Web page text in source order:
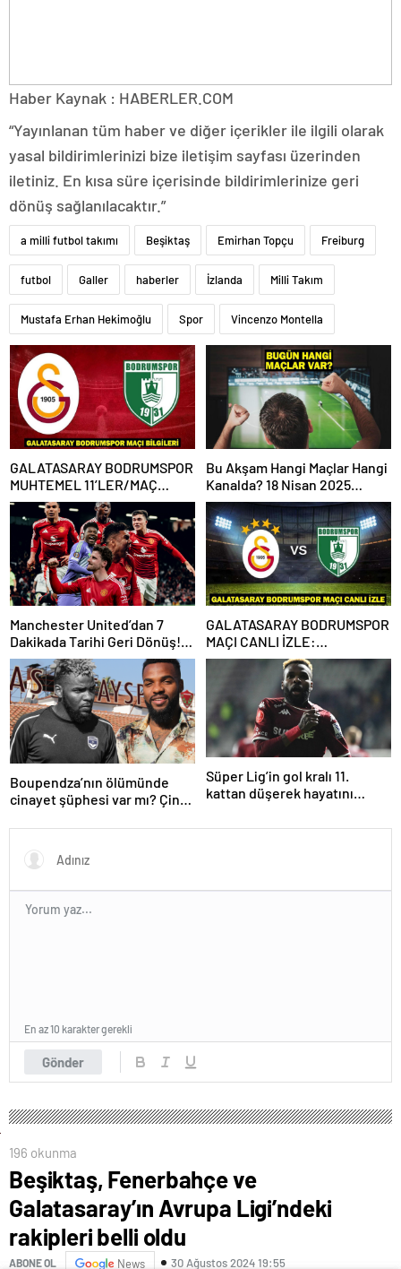
Haber Kaynak : HABERLER.COM
“Yayınlanan tüm haber ve diğer içerikler ile ilgili olarak
yasal bildirimlerinizi bize iletişim sayfası üzerinden
iletiniz. En kısa süre içerisinde bildirimlerinize geri
dönüş sağlanılacaktır.”
a milli futbol takımı Beşiktaş Emirhan Topçu Freiburg
futbol Galler haberler İzlanda Milli Takım
Mustafa Erhan Hekimoğlu Spor Vincenzo Montella
GALATASARAY BODRUMSPOR
MUHTEMEL 11’LER/MAÇ
KADROSU! Galatasaray
Bodrumspor maçı hangi
kanalda, saat kaçta?
Bu Akşam Hangi Maçlar Hangi
Kanalda? 18 Nisan 2025
Günün Karşılaşmaları
Manchester United’dan 7
Dakikada Tarihi Geri Dönüş!
UEFA Avrupa Ligi’nde Yarı
Finalde
GALATASARAY BODRUMSPOR
MAÇI CANLI İZLE:
Galatasaray Bodrumspor
maçı şifresiz mi?
Boupendza’nın ölümünde
cinayet şüphesi var mı? Çin
Süper Lig’in gol kralı 11.
kattan düşerek hayatını
Gönder
En az 10 karakter gerekli
196 okunma
Beşiktaş, Fenerbahçe ve
Galatasaray’ın Avrupa Ligi’ndeki
rakipleri belli oldu
ABONE OL News 30 Ağustos 2024 19:55